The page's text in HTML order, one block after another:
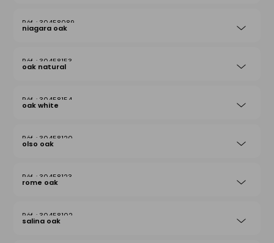
30458089
niagara oak
30458153
oak natural
30458154
oak white
30458120
olso oak
30458123
rome oak
30458102
salina oak